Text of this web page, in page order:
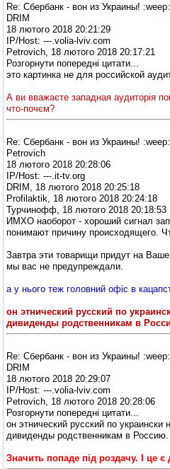
Re: Сбербанк - вон из Украины! :weep:
DRIM
18 лютого 2018 20:21:29
IP/Host: ---.volia-lviv.com
Petrovich, 18 лютого 2018 20:17:21
Розгорнути попередні цитати...
это картинка не для российской
А ви вважаєте западная аудиторія
что-почєм?
Re: Сбербанк - вон из Украины! :weep:
Petrovich
18 лютого 2018 20:28:06
IP/Host: ---.it-tv.org
DRIM, 18 лютого 2018 20:25:18
Profilaktik, 18 лютого 2018 20:24:18
Турчинофф, 18 лютого 2018 20:18:53
ИМХО наоборот - хороший сигнал
понимают причину происходящего.
Завтра эти товарищи придут на
мы вас не предупреждали.
а у нього теж головний офіс в
он этнический русский по
дивиденды родственникам в
Re: Сбербанк - вон из Украины! :weep:
DRIM
18 лютого 2018 20:29:07
IP/Host: ---.volia-lviv.com
Petrovich, 18 лютого 2018 20:28:06
Розгорнути попередні цитати...
он этнический русский по украински
дивиденды родственникам в Россию.
Значить попаде під роздачу. І це є